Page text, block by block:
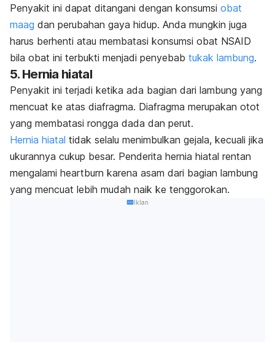
Penyakit ini dapat ditangani dengan konsumsi obat
maag dan perubahan gaya hidup. Anda mungkin juga
harus berhenti atau membatasi konsumsi obat NSAID
bila obat ini terbukti menjadi penyebab tukak lambung.
5. Hernia hiatal
Penyakit ini terjadi ketika ada bagian dari lambung yang
mencuat ke atas diafragma. Diafragma merupakan otot
yang membatasi rongga dada dan perut.
Hernia hiatal tidak selalu menimbulkan gejala, kecuali jika
ukurannya cukup besar. Penderita hernia hiatal rentan
mengalami heartburn karena asam dari bagian lambung
yang mencuat lebih mudah naik ke tenggorokan.
Iklan